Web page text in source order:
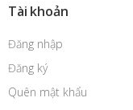
Tài khoản
Đăng nhập
Đăng ký
Quên mật khẩu